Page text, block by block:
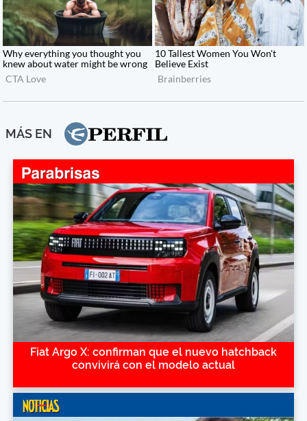
MÁS EN
Fiat Argo X: confirman que el nuevo hatchback
convivirá con el modelo actual